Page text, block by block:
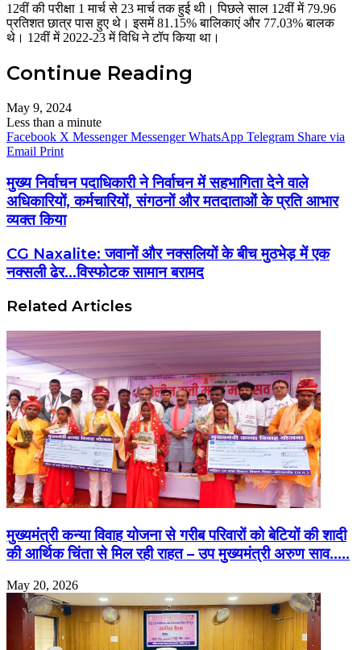
12वीं की परीक्षा 1 मार्च से 23 मार्च तक हुई थी। पिछले साल 12वीं में 79.96
प्रतिशत छात्र पास हुए थे। इसमें 81.15% बालिकाएं और 77.03% बालक
थे। 12वीं में 2022-23 में विधि ने टॉप किया था।
Continue Reading
May 9, 2024
Less than a minute
Facebook X Messenger Messenger WhatsApp Telegram Share via
Email Print
मुख्य निर्वाचन पदाधिकारी ने निर्वाचन में सहभागिता देने वाले
अधिकारियों, कर्मचारियों, संगठनों और मतदाताओं के प्रति आभार
व्यक्त किया
CG Naxalite: जवानों और नक्सलियों के बीच मुठभेड़ में एक
नक्सली ढेर...विस्फोटक सामान बरामद
Related Articles
मुख्यमंत्री कन्या विवाह योजना से गरीब परिवारों को बेटियों की शादी
की आर्थिक चिंता से मिल रही राहत – उप मुख्यमंत्री अरुण साव…..
May 20, 2026